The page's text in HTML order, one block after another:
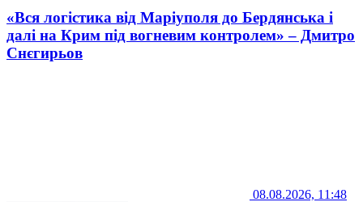
«Вся логістика від Маріуполя до Бердянська і
далі на Крим під вогневим контролем» – Дмитро
Снєгирьов
08.08.2026, 11:48